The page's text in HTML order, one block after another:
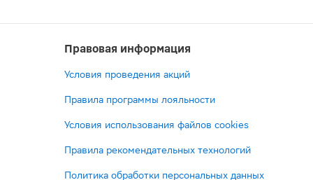
Правовая информация
Условия проведения акций
Правила программы лояльности
Условия использования файлов cookies
Правила рекомендательных технологий
Политика обработки персональных данных